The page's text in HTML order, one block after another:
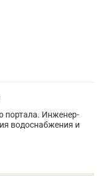
портала. Инженер-
водоснабжения и